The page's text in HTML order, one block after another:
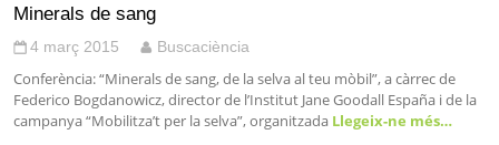
Minerals de sang
4 març 2015 Buscaciència
Conferència: “Minerals de sang, de la selva al teu mòbil”, a càrrec de
Federico Bogdanowicz, director de l’Institut Jane Goodall España i de la
campanya “Mobilitza’t per la selva”, organitzada Llegeix-ne més…